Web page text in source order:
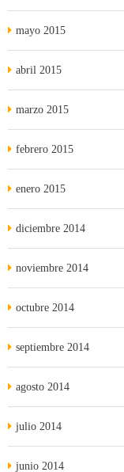
mayo 2015
abril 2015
marzo 2015
febrero 2015
enero 2015
diciembre 2014
noviembre 2014
octubre 2014
septiembre 2014
agosto 2014
julio 2014
junio 2014